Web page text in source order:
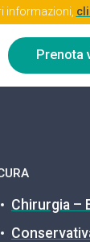
informazioni,
Prenota
Chirurgia –